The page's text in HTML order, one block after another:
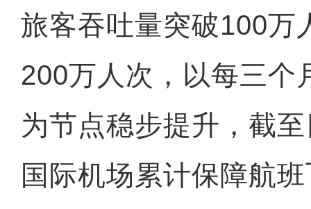
旅客吞吐量突破100万
200万人次，以每三个
为节点稳步提升，截
国际机场累计保障航